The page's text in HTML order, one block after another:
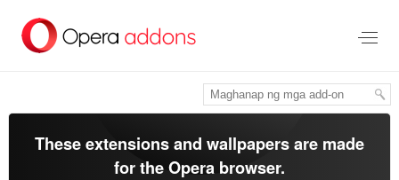
pangunahing
These extensions and wallpapers are made
for theOpera browser.